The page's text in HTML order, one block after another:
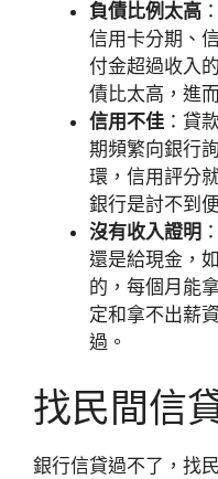
負債比例太高
信用卡分期、
付金超過收入
債比太高，進
信用不佳 ：貸
期頻繁向銀行
環，信用評分
銀行是討不到
沒有收入證明
還是給現金，
的，每個月能
定和拿不出薪
過。
找民間信
銀行信貸過不了，找